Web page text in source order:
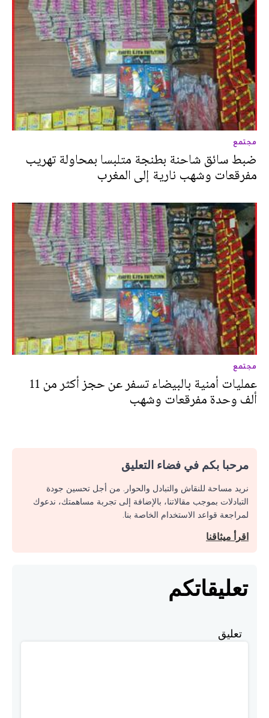
مجتمع
ضبط سائق شاحنة بطنجة متلبسا بمحاولة تهريب
مفرقعات وشهب نارية إلى المغرب
مجتمع
عمليات أمنية بالبيضاء تسفر عن حجز أكثر من 11
ألف وحدة مفرقعات وشهب
مرحبا بكم في فضاء التعليق
نريد مساحة للنقاش والتبادل والحوار. من أجل تحسين جودة
التبادلات بموجب مقالاتنا، بالإضافة إلى تجربة مساهمتك، ندعوك
لمراجعة قواعد الاستخدام الخاصة بنا.
اقرأ ميثاقنا
تعليقاتكم
تعليق